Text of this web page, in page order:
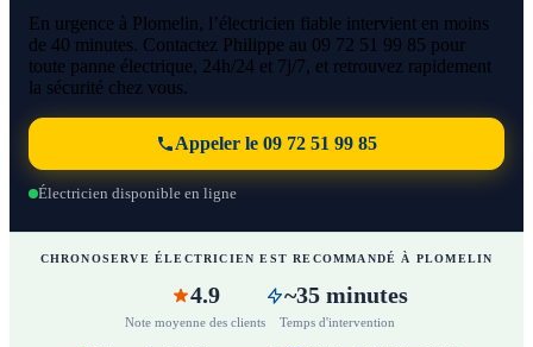
En urgence à Plomelin, l’électricien fiable intervient en moins
de 40 minutes. Contactez Philippe au 09 72 51 99 85 pour
toute panne électrique, 24h/24 et 7j/7, et retrouvez rapidement
la sécurité chez vous.
Appeler le 09 72 51 99 85
Électricien disponible en ligne
CHRONOSERVE ÉLECTRICIEN EST RECOMMANDÉ À PLOMELIN
4.9
Note moyenne des clients
~35 minutes
Temps d'intervention